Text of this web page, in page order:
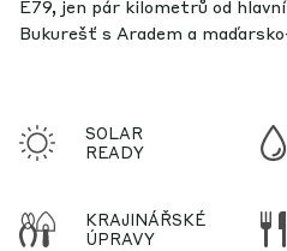
E79, jen pár kilometrů od
Bukurešť s Aradem a
SOLAR
READY
KRAJINÁŘSKÉ
ÚPRAVY